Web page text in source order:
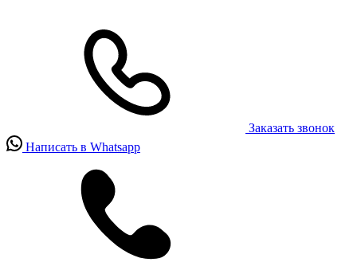
Заказать звонок
Написать в Whatsapp